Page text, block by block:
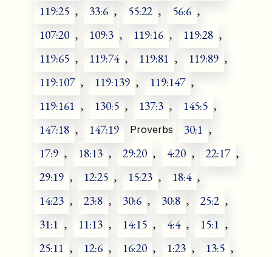
119:25 , 33:6 , 55:22 , 56:6 ,
107:20 , 109:3 , 119:16 , 119:28 ,
119:65 , 119:74 , 119:81 , 119:89 ,
119:107 , 119:139 , 119:147 ,
119:161 , 130:5 , 137:3 , 145:5 ,
147:18 , 147:19 Proverbs 30:1 ,
17:9 , 18:13 , 29:20 , 4:20 , 22:17 ,
29:19 , 12:25 , 15:23 , 18:4 ,
14:23 , 23:8 , 30:6 , 30:8 , 25:2 ,
31:1 , 11:13 , 14:15 , 4:4 , 15:1 ,
25:11 , 12:6 , 16:20 , 1:23 , 13:5 ,